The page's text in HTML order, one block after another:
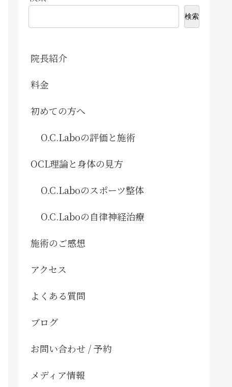
検索
院長紹介
料金
初めての方へ
O.C.Laboの評価と施術
OCL理論と身体の見方
O.C.Laboのスポーツ整体
O.C.Laboの自律神経治療
施術のご感想
アクセス
よくある質問
ブログ
お問い合わせ / 予約
メディア情報